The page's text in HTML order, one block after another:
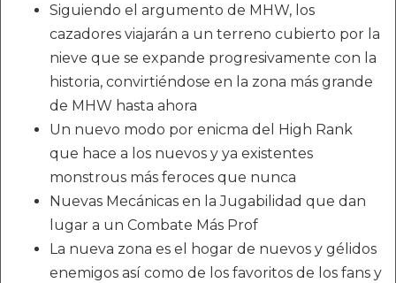
Siguiendo el argumento de MHW, los
cazadores viajarán a un terreno cubierto por la
nieve que se expande progresivamente con la
historia, convirtiéndose en la zona más grande
de MHW hasta ahora
Un nuevo modo por enicma del High Rank
que hace a los nuevos y ya existentes
monstrous más feroces que nunca
Nuevas Mecánicas en la Jugabilidad que dan
lugar a un Combate Más Prof
La nueva zona es el hogar de nuevos y gélidos
enemigos así como de los favoritos de los fans y